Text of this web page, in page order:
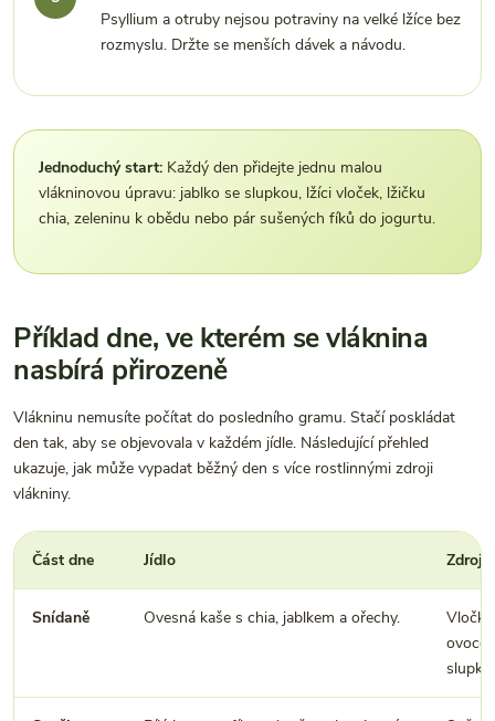
Psyllium a otruby nejsou potraviny na velké lžíce bez
rozmyslu. Držte se menších dávek a návodu.
Jednoduchý start: Každý den přidejte jednu malou
vlákninovou úpravu: jablko se slupkou, lžíci vloček, lžičku
chia, zeleninu k obědu nebo pár sušených fíků do jogurtu.
Příklad dne, ve kterém se vláknina
nasbírá přirozeně
Vlákninu nemusíte počítat do posledního gramu. Stačí poskládat
den tak, aby se objevovala v každém jídle. Následující přehled
ukazuje, jak může vypadat běžný den s více rostlinnými zdroji
vlákniny.
Část dne Jídlo
Snídaně Ovesná kaše s chia, jablkem a ořechy.
ovoce